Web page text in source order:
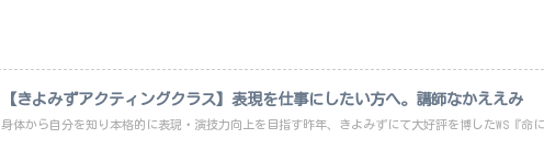
【きよみずアクティングクラス】表現を仕事にしたい方へ。講師なかええみ
身体から自分を知り本格的に表現・演技力向上を目指す昨年、きよみずにて大好評を博したWS『命